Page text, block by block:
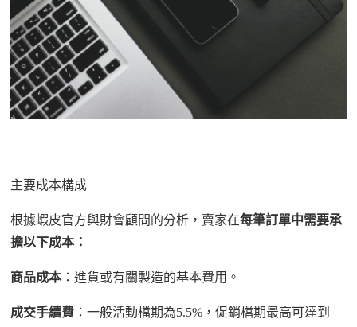
主要成本構成
根據蝦皮官方與財會顧問的分析，賣家在每筆訂單中需要承
擔以下成本：
商品成本 ：進貨或有關製造的基本費用。
成交手續費 ：一般活動檔期為5.5% ，促銷檔期最高可達到